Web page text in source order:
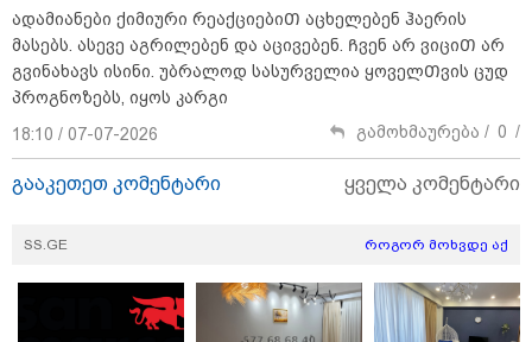
შეიძინე ალდაგის სამოგზაურო დაზღვევა და
მიიღე გაორმაგებული ინტერნეტი
ადამიანები ქიმიური რეაქციებიᲗ აცხელებენ ჰაერის
მასებს. ასევე აგრილებენ და აცივებენ. Ჩვენ არ ვიციᲗ არ
გვინახავს ისინი. უბრალოდ სასურველია ყოველᲗვის ცუდ
პროგნოზებს, იყოს კარგი
18:10 / 07-07-2026
გამოხმაურება / 0 /
გააკეთეთ კომენტარი ყველა კომენტარი
SS.GE როგორ მოხვდე აქ